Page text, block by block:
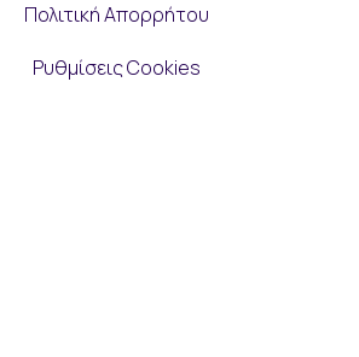
Πολιτική Απορρήτου
Ρυθμίσεις Cookies